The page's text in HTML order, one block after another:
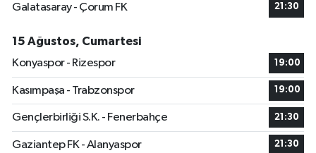
Galatasaray - Çorum FK
21:30
15 Ağustos, Cumartesi
Konyaspor - Rizespor
19:00
Kasımpaşa - Trabzonspor 19:00
Gençlerbirliği S.K. - Fenerbahçe 21:30
Gaziantep FK - Alanyaspor 21:30